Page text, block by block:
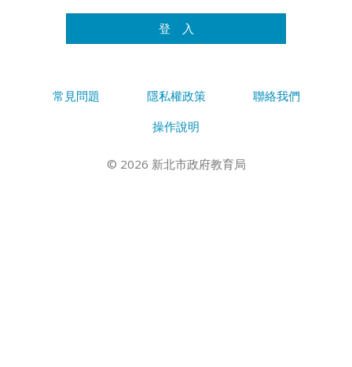
登 入
常見問題 隱私權政策
聯絡我們
操作說明
© 2026 新北市政府教育局